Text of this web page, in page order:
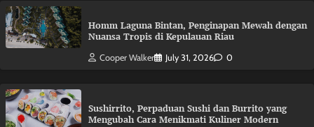
Homm Laguna Bintan, Penginapan Mewah dengan
Nuansa Tropis di Kepulauan Riau
Cooper Walker July 31, 2026 0
Sushirrito, Perpaduan Sushi dan Burrito yang
Mengubah Cara Menikmati Kuliner Modern